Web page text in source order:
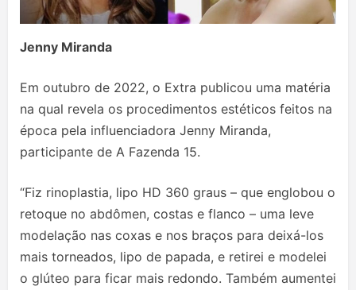
Jenny Miranda
Em outubro de 2022, o Extra publicou uma matéria
na qual revela os procedimentos estéticos feitos na
época pela influenciadora Jenny Miranda,
participante de A Fazenda 15.
“Fiz rinoplastia, lipo HD 360 graus – que englobou o
retoque no abdômen, costas e flanco – uma leve
modelação nas coxas e nos braços para deixá-los
mais torneados, lipo de papada, e retirei e modelei
o glúteo para ficar mais redondo. Também aumentei